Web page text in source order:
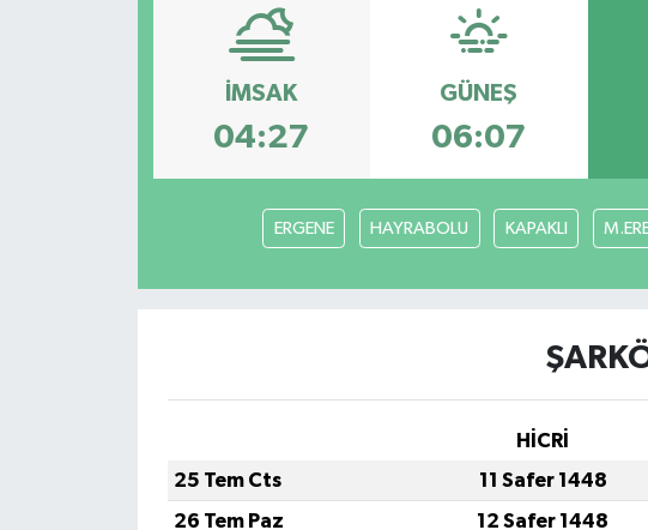
İMSAK
04:27
GÜNEŞ
06:07
ERGENE HAYRABOLU KAPAKLI
HİCRİ
25 Tem Cts
11 Safer 1448
26 Tem Paz
12 Safer 1448
Sağlık & Yaşam